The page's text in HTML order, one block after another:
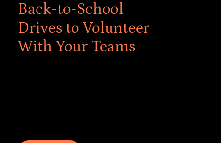
Back-to-School
Drives to Volunteer
With Your Teams